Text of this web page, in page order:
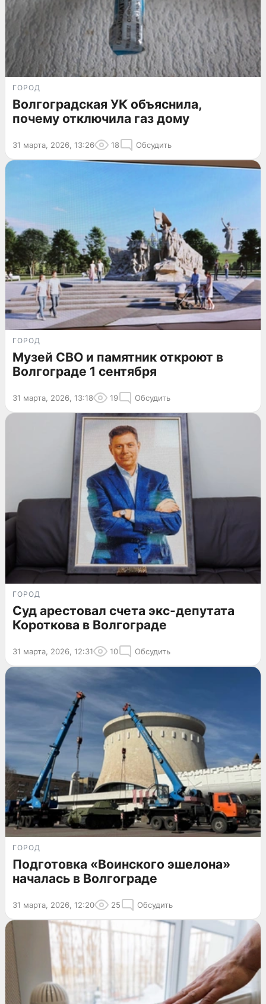
ГОРОД
Волгоградская УК объяснила,
почему отключила газ дому
31 марта, 2026, 13:26 18 Обсудить
ГОРОД
Музей СВО и памятник откроют в
Волгограде 1 сентября
31 марта, 2026, 13:18 19 Обсудить
ГОРОД
Суд арестовал счета экс-депутата
Короткова в Волгограде
31 марта, 2026, 12:31 10 Обсудить
ГОРОД
Подготовка «Воинского эшелона»
началась в Волгограде
31 марта, 2026, 12:20 25 Обсудить